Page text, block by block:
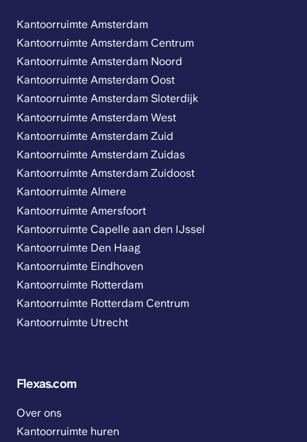
Kantoorruimte Amsterdam
Kantoorruimte Amsterdam Centrum
Kantoorruimte Amsterdam Noord
Kantoorruimte Amsterdam Oost
Kantoorruimte Amsterdam Sloterdijk
Kantoorruimte Amsterdam West
Kantoorruimte Amsterdam Zuid
Kantoorruimte Amsterdam Zuidas
Kantoorruimte Amsterdam Zuidoost
Kantoorruimte Almere
Kantoorruimte Amersfoort
Kantoorruimte Capelle aan den IJssel
Kantoorruimte Den Haag
Kantoorruimte Eindhoven
Kantoorruimte Rotterdam
Kantoorruimte Rotterdam Centrum
Kantoorruimte Utrecht
Flexas.com
Over ons
Kantoorruimte huren